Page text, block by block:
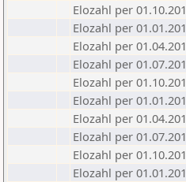
Elozahl per
Elozahl per
Elozahl per
Elozahl per
Elozahl per
Elozahl per
Elozahl per
Elozahl per
Elozahl per
Elozahl per